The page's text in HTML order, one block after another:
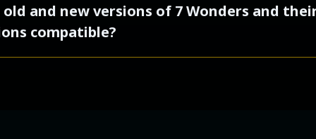
resolution order below:
Solomon
and new versions of 7 Wonders and
compatible?